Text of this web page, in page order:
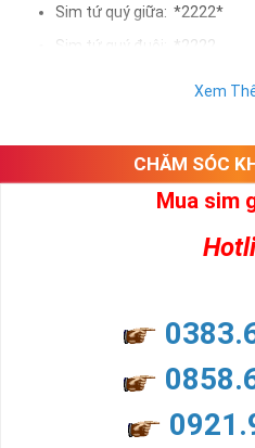
Sim tứ quý giữa: *2222*
Sim tứ quý đuôi: *2222
như sự sắp xếp của các con số
Ý nghĩa sim tứ quý 2
nhiều thành công, thăng tiến hơn.
và tính hai mặt. Số 2 thúc giục
đời, nơi bạn phải đưa ra những
Xem
CHĂM SÓC
Mua sim